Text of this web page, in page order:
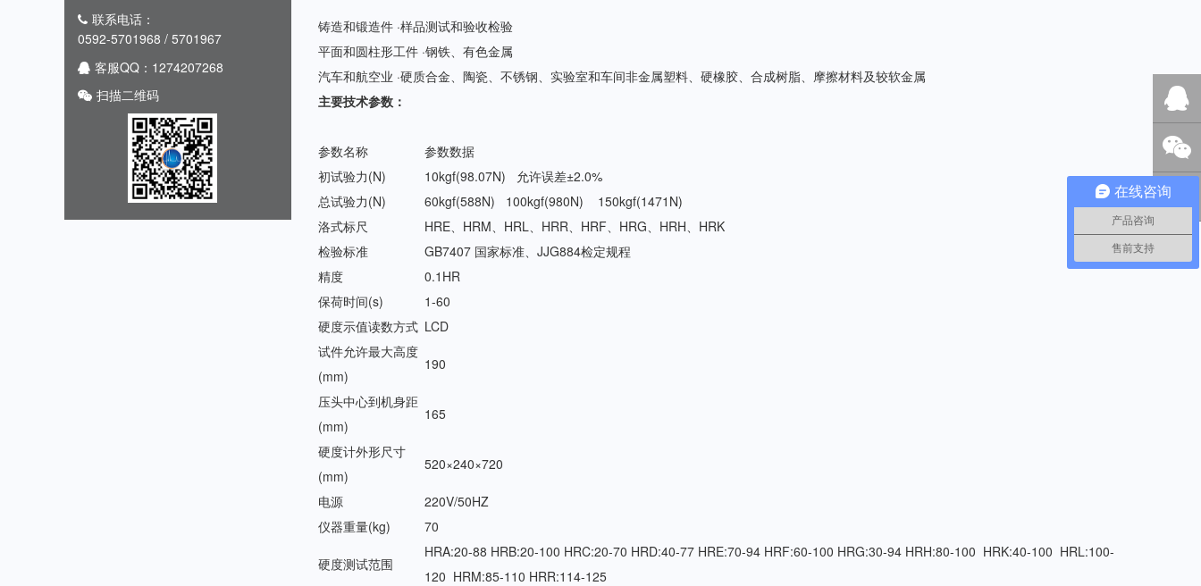
联系电话：
0592-5701968 / 5701967
客服QQ：1274207268
扫描二维码
铸造和锻造件 ·样品测试和验收检验
平面和圆柱形工件 ·钢铁、有色金属
汽车和航空业 ·硬质合金、陶瓷、不锈钢、实验室和车间非金属塑料、硬橡胶、合成树脂、摩擦材料及较软金属
主要技术参数：
参数名称
参数数据
初试验力(N)
10kgf(98.07N) 允许误差±2.0%
总试验力(N)
60kgf(588N) 100kgf(980N) 150kgf(1471N)
洛式标尺
HRE、HRM、HRL、HRR、HRF、HRG、HRH、HRK
检验标准
GB7407 国家标准、JJG884检定规程
精度
0.1HR
保荷时间(s)
1-60
硬度示值读数方式 LCD
试件允许最大高度
(mm)
190
压头中心到机身距
(mm)
165
硬度计外形尺寸
(mm)
520×240×720
电源
220V/50HZ
仪器重量(kg)
70
硬度测试范围
HRA:20-88 HRB:20-100 HRC:20-70 HRD:40-77 HRE:70-94 HRF:60-100 HRG:30-94 HRH:80-100 HRK:40-100 HRL:100-
120 HRM:85-110 HRR:114-125
QQ客服
微信咨
询
0592-
在线咨询
产品咨询
售前支持